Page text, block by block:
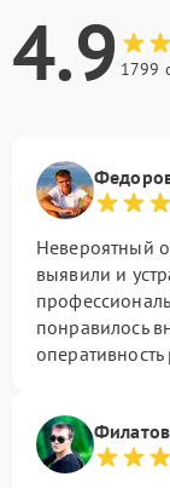
4.9 1799
Невероятный
выявили и
понравилось